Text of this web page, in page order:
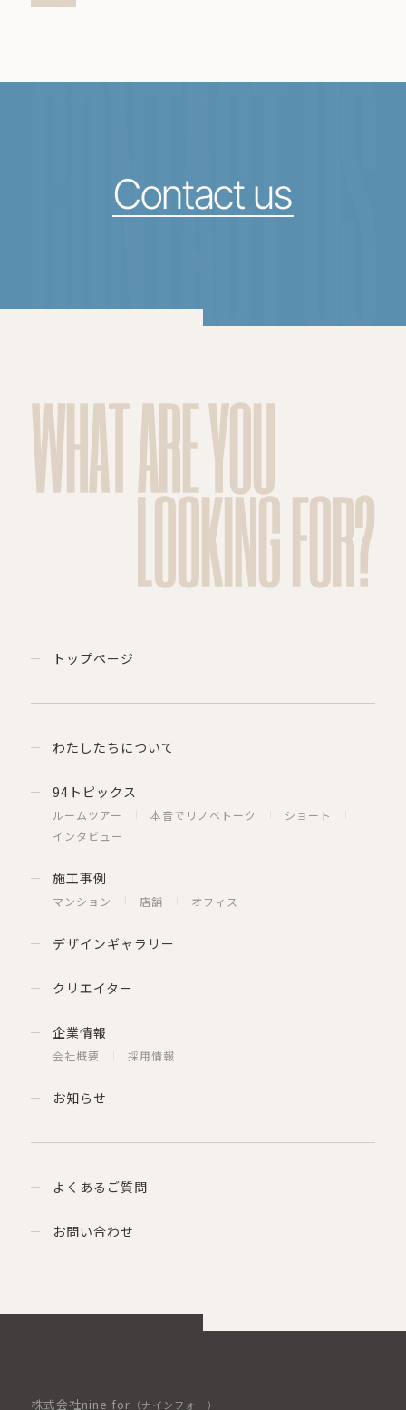
CONTACT US
Contact us
WHAT ARE YOU
LOOKING FOR?
トップページ
わたしたちについて
94トピックス
ルームツアー 本音でリノベトーク
ショート
インタビュー
施工事例
マンション 店舗 オフィス
デザインギャラリー
クリエイター
企業情報
会社概要 採用情報
お知らせ
よくあるご質問
お問い合わせ
株式会社nine for （ナインフォー）